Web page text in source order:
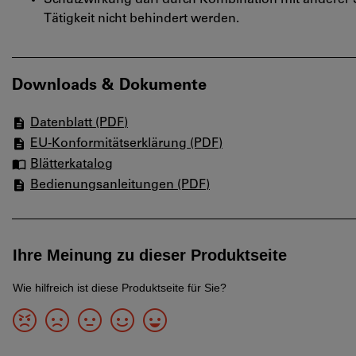
Tätigkeit nicht behindert werden.
Downloads & Dokumente
Datenblatt (PDF)
EU-Konformitätserklärung (PDF)
Blätterkatalog
Bedienungsanleitungen (PDF)